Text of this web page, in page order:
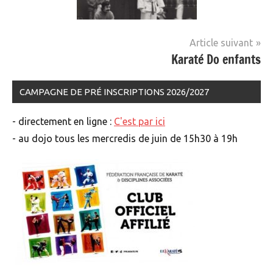
l’article
Article suivant
Karaté Do enfants
CAMPAGNE DE PRÉ INSCRIPTIONS 2026/2027
- directement en ligne : C'est par ici
- au dojo tous les mercredis de juin de 15h30 à 19h